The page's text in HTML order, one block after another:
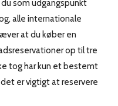
du som udgangspunkt
alle internationale
at du køber en
op til tre
tog har kun et bestemt
er vigtigt at reservere